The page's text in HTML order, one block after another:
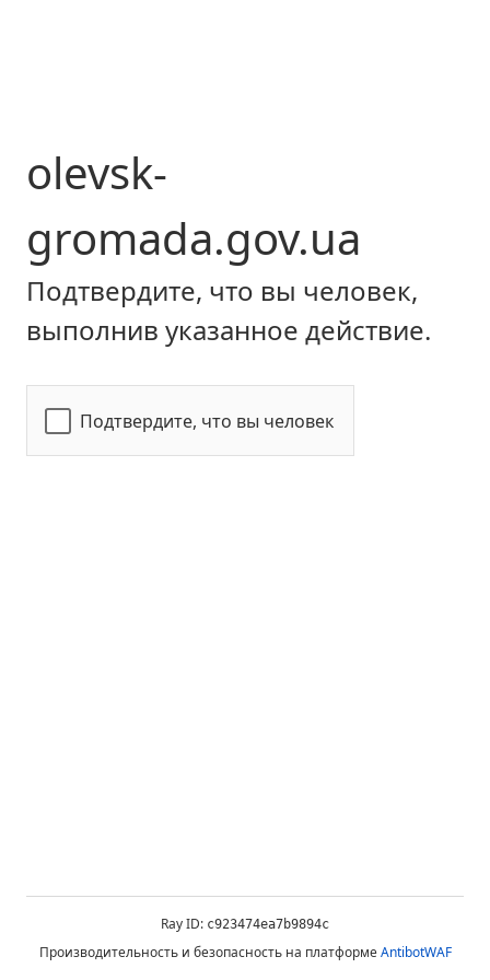
olevsk-
gromada.gov.ua
Подтвердите, что вы человек,
выполнив указанное действие.
Подтвердите, что вы человек
Ray ID: c923474ea7b9894c
Производительность и безопасность на платформеAntibotWAF